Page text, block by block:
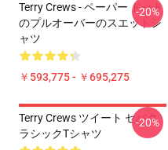
Terry Crews - ペーパー ドット
のプルオーバーのスエットシ
ャツ
￥593,775 - ￥695,275
-20%
Terry Crews ツイート セバク
ラシックTシャツ
-20%